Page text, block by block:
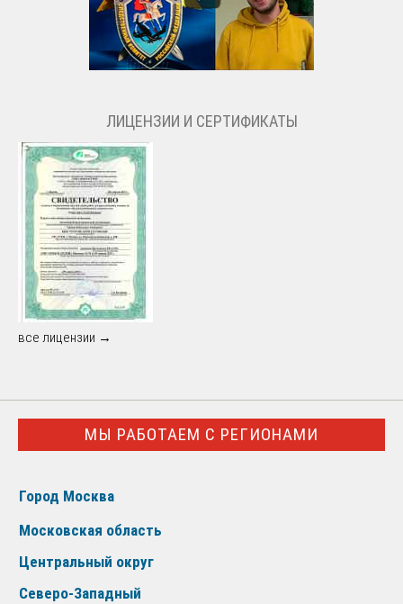
ЛИЦЕНЗИИ И СЕРТИФИКАТЫ
все лицензии →
МЫ РАБОТАЕМ С РЕГИОНАМИ
Город Москва
Московская область
Центральный округ
Северо-Западный